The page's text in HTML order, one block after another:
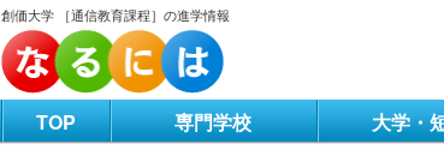
創価大学 ［通信教育課程］の進学情報
TOP 専門学校 大学・